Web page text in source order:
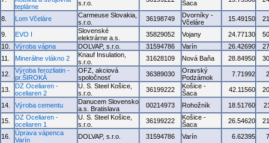
teplárne
s.r.o.
Šaca
8. Lom Včeláre
Carmeuse Slovakia,
s.r.o.
36198749
Dvorníky -
Včeláre
15.49150
9. EVO I
Slovenské
elektrárne a.s.
35829052 Vojany 24.77130
10.
Výroba vápna DOLVAP, s.r.o. 31594786 Varín 26.42690
11.
Minerálne vlákno 2
Knauf Insulation,
s.r.o.
31628109 Nová Baňa 28.84950
12.
Výroba ferozliatin -
pr.ŠIROKÁ
OFZ, akciová
spoločnosť
36389030
Oravský
Podzámok
7.71992
13.
DZ Oceliaren -
oceliaren 2
U. S. Steel Košice,
s.r.o.
36199222
Košice -
Šaca
42.11560
14. Výroba cementu
Danucem Slovensko
a.s. Bratislava
00214973 Rohožník 18.51760
15.
DZ Oceliaren -
oceliaren 1
U. S. Steel Košice,
s.r.o.
36199222
Košice -
Šaca
26.54620
16.
Úprava vápenca
Varín
DOLVAP, s.r.o. 31594786 Varín 6.62395